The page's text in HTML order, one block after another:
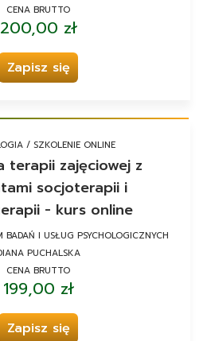
CENA BRUTTO
200,00 zł
Zapisz się
/ SZKOLENIE ONLINE
terapii zajęciowej z
socjoterapii i
- kurs online
BADAŃ I USŁUG PSYCHOLOGICZNYCH
PUCHALSKA
CENA BRUTTO
199,00 zł
Zapisz się